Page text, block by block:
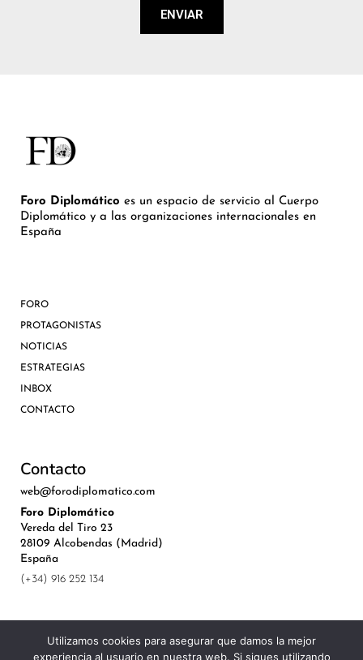
ENVIAR
Foro Diplomático es un espacio de servicio al Cuerpo
Diplomático y a las organizaciones internacionales en
España
FORO
PROTAGONISTAS
NOTICIAS
ESTRATEGIAS
INBOX
CONTACTO
Contacto
web@forodiplomatico.com
Foro Diplomático
Vereda del Tiro 23
28109 Alcobendas (Madrid)
España
(+34) 916 252 134
Utilizamos cookies para asegurar que damos la mejor
experiencia al usuario en nuestra web. Si sigues utilizando